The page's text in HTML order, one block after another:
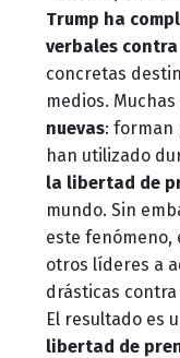
Trump ha
verbales
concretas
medios.
nuevas: forman
han utilizado
la libertad de
mundo. Sin
este fenómeno,
otros líderes a
drásticas
El resultado es
libertad de